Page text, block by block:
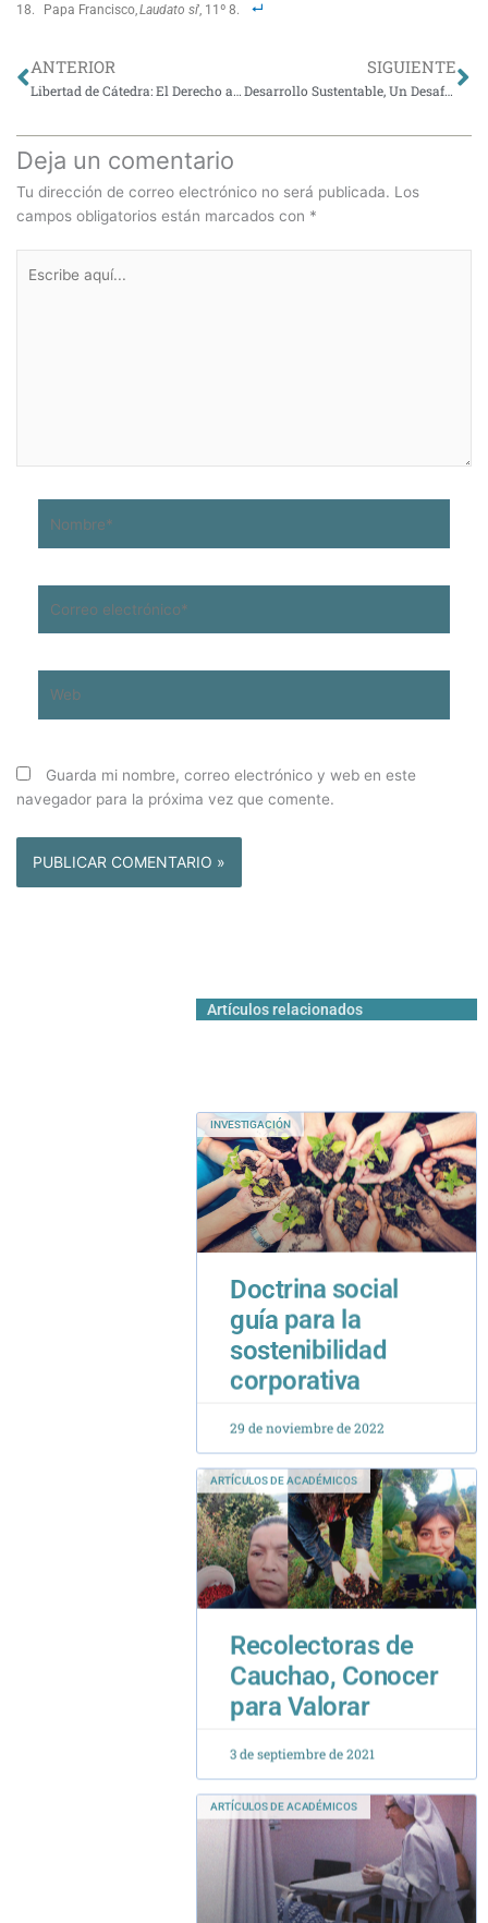
Papa Francisco,Laudato si’, 11º 8.
Ant
ANTERIOR
Libertad de Cátedra: El Derecho a Enseñar la Verdad
SIGUIENTE
Desarrollo Sustentable, Un Desafío Ético
Deja un comentario
Tu dirección de correo electrónico no será publicada. Los
campos obligatorios están marcados con *
aquí...
electrónico*
Guarda mi nombre, correo electrónico y web en este
navegador para la próxima vez que comente.
Artículos relacionados
Doctrina social
guía para la
sostenibilidad
corporativa
29 de noviembre de 2022
Recolectoras de
Cauchao, Conocer
para Valorar
3 de septiembre de 2021
Acompañar y